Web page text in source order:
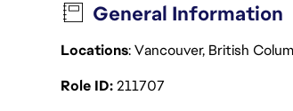
General Information
Locations: Vancouver, British
Role ID211707